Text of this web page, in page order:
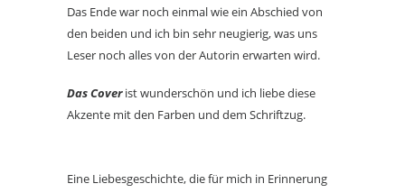
Das Ende war noch einmal wie ein Abschied von
den beiden und ich bin sehr neugierig, was uns
Leser noch alles von der Autorin erwarten wird.
Das Cover ist wunderschön und ich liebe diese
Akzente mit den Farben und dem Schriftzug.
Eine Liebesgeschichte, die für mich in Erinnerung